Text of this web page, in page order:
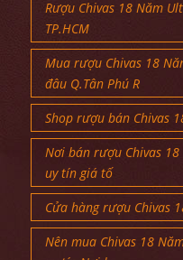
Rượu Chivas 18 Năm
TP.HCM
Mua rượu Chivas 18
đâu Q.Tân Phú R
Shop rượu bán Chivas
Nơi bán rượu Chivas
uy tín giá tố
Cửa hàng rượu Chivas
Nên mua Chivas 18